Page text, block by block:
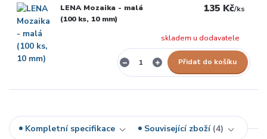
LENA Mozaika - malá
(100 ks, 10 mm)
135 Kč/ks
skladem u dodavatele
Přidat do košíku
Kompletní specifikace Související zboží 4